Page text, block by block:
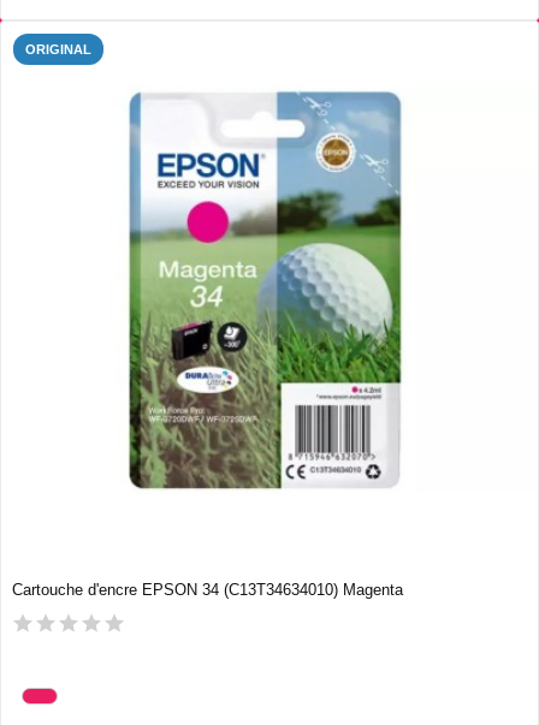
ORIGINAL
Cartouche d'encre EPSON 34 (C13T34634010) Magenta